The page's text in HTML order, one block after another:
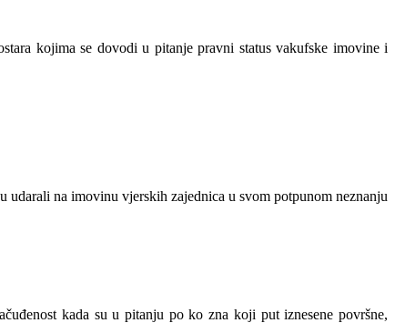
kojima se dovodi u pitanje pravni status vakufske imovine i
na imovinu vjerskih zajednica u svom potpunom neznanju
kada su u pitanju po ko zna koji put iznesene površne,